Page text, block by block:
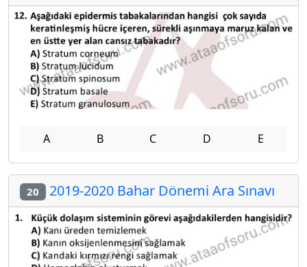
A B C D E
20 2019-2020 Bahar Dönemi Ara Sınavı